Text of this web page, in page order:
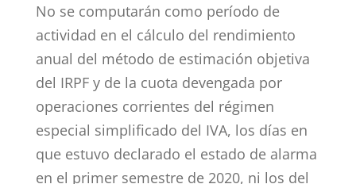
No se computarán como período de
actividad en el cálculo del rendimiento
anual del método de estimación objetiva
del IRPF y de la cuota devengada por
operaciones corrientes del régimen
especial simplificado del IVA, los días en
que estuvo declarado el estado de alarma
en el primer semestre de 2020, ni los del